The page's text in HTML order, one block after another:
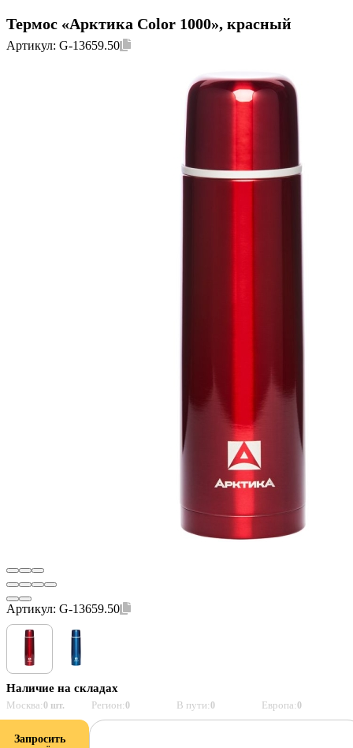
Термос «Арктика Color 1000», красный
Артикул: G-13659.50
Артикул: G-13659.50
Наличие на складах
Москва:0 шт. Регион:0 В пути:0 Европа:0
Запросить